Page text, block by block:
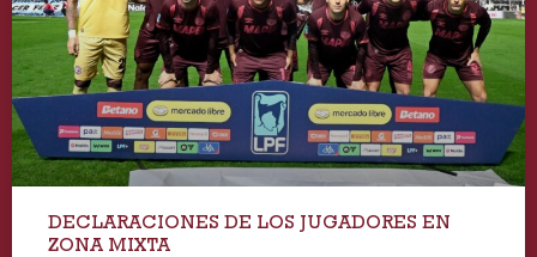
DECLARACIONES DE LOS JUGADORES EN
ZONA MIXTA